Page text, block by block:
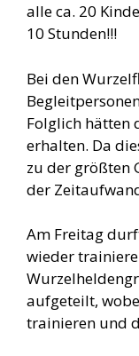
alle ca. 20
10 Stunden!!!
Bei den
Folglich hätten
erhalten. Da
zu der größten
der
Am Freitag
wieder
aufgeteilt,
trainieren und